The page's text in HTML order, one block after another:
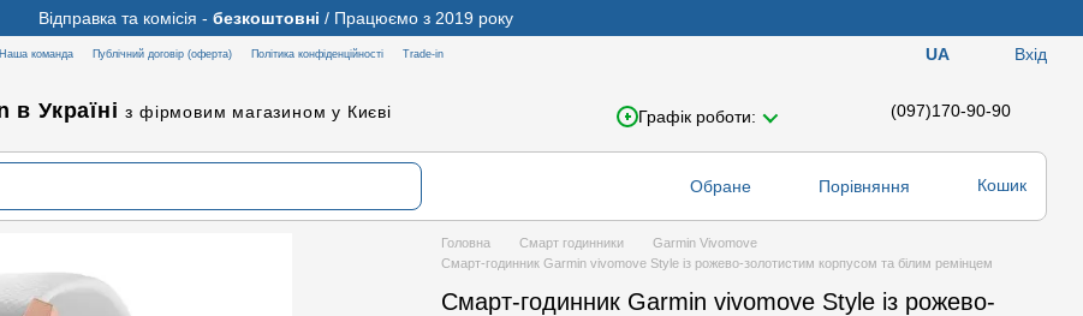
Відправка та комісія - безкоштовні / Працюємо з 2019 року
Наша команда Публічний договір (оферта) Політика конфіденційності Trade-in UA Вхід
Україні з фірмовим магазином у Києві Графік роботи: (097)170-90-90
Обране Порівняння Кошик
Головна Смарт годинники
Garmin Vivomove
Смарт-годинник Garmin vivomove Style із рожево-золотистим корпусом та білим ремінцем
Смарт-годинник Garmin vivomove Style із рожево-